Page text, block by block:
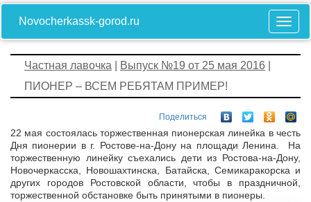
Novocherkassk-gorod.ru
Частная лавочка Выпуск №19 от 25 мая 2016
ПИОНЕР – ВСЕМ РЕБЯТАМ ПРИМЕР!
Поделиться
22 мая состоялась торжественная пионерская линейка в честь
Дня пионерии в г. Ростове-на-Дону на площади Ленина. На
торжественную линейку съехались дети из Ростова-на-Дону,
Новочеркасска, Новошахтинска, Батайска, Семикаракорска и
других городов Ростовской области, чтобы в праздничной,
торжественной обстановке быть принятыми в пионеры.